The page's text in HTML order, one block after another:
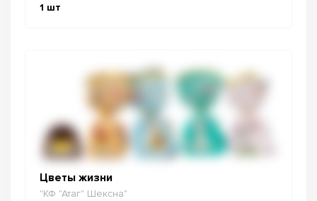
1 шт
Цветы жизни
"КФ "Атаг" Шексна"